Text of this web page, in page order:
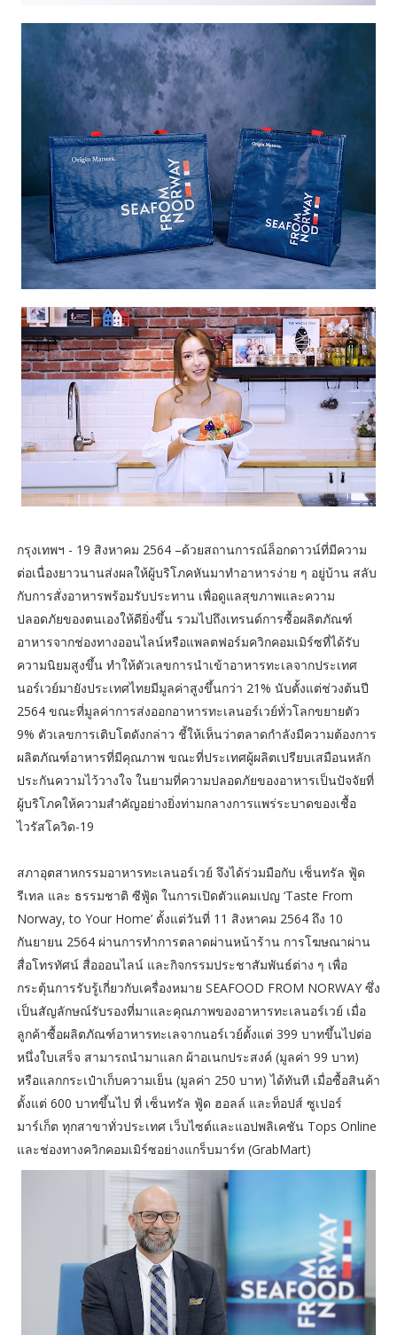
กรุงเทพฯ - 19 สิงหาคม 2564 –ด้วยสถานการณ์ล็อกดาวน์ที่มีความ
ต่อเนื่องยาวนานส่งผลให้ผู้บริโภคหันมาทำอาหารง่าย ๆ อยู่บ้าน สลับ
กับการสั่งอาหารพร้อมรับประทาน เพื่อดูแลสุขภาพและความ
ปลอดภัยของตนเองให้ดียิ่งขึ้น รวมไปถึงเทรนด์การซื้อผลิตภัณฑ์
อาหารจากช่องทางออนไลน์หรือแพลตฟอร์มควิกคอมเมิร์ซที่ได้รับ
ความนิยมสูงขึ้น ทำให้ตัวเลขการนำเข้าอาหารทะเลจากประเทศ
นอร์เวย์มายังประเทศไทยมีมูลค่าสูงขึ้นกว่า 21% นับตั้งแต่ช่วงต้นปี
2564 ขณะที่มูลค่าการส่งออกอาหารทะเลนอร์เวย์ทั่วโลกขยายตัว
9% ตัวเลขการเติบโตดังกล่าว ชี้ให้เห็นว่าตลาดกำลังมีความต้องการ
ผลิตภัณฑ์อาหารที่มีคุณภาพ ขณะที่ประเทศผู้ผลิตเปรียบเสมือนหลัก
ประกันความไว้วางใจ ในยามที่ความปลอดภัยของอาหารเป็นปัจจัยที่
ผู้บริโภคให้ความสำคัญอย่างยิ่งท่ามกลางการแพร่ระบาดของเชื้อ
ไวรัสโควิด-19
สภาอุตสาหกรรมอาหารทะเลนอร์เวย์ จึงได้ร่วมมือกับ เซ็นทรัล ฟู้ด
รีเทล และ ธรรมชาติ ซีฟู้ด ในการเปิดตัวแคมเปญ ‘Taste From
Norway, to Your Home’ ตั้งแต่วันที่ 11 สิงหาคม 2564 ถึง 10
กันยายน 2564 ผ่านการทำการตลาดผ่านหน้าร้าน การโฆษณาผ่าน
สื่อโทรทัศน์ สื่อออนไลน์ และกิจกรรมประชาสัมพันธ์ต่าง ๆ เพื่อ
กระตุ้นการรับรู้เกี่ยวกับเครื่องหมาย SEAFOOD FROM NORWAY ซึ่ง
เป็นสัญลักษณ์รับรองที่มาและคุณภาพของอาหารทะเลนอร์เวย์ เมื่อ
ลูกค้าซื้อผลิตภัณฑ์อาหารทะเลจากนอร์เวย์ตั้งแต่ 399 บาทขึ้นไปต่อ
หนึ่งใบเสร็จ สามารถนำมาแลก ผ้าอเนกประสงค์ (มูลค่า 99 บาท)
หรือแลกกระเป๋าเก็บความเย็น (มูลค่า 250 บาท) ได้ทันที เมื่อซื้อสินค้า
ตั้งแต่ 600 บาทขึ้นไป ที่ เซ็นทรัล ฟู้ด ฮอลล์ และท็อปส์ ซูเปอร์
มาร์เก็ต ทุกสาขาทั่วประเทศ เว็บไซต์และแอปพลิเคชัน Tops Online
และช่องทางควิกคอมเมิร์ซอย่างแกร็บมาร์ท (GrabMart)